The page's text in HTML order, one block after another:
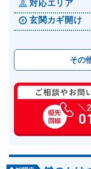
対応エリア
玄関カギ開け
その
玄関カギ修理
玄関カギ作成
玄関カギ交換
バイクカギ開け